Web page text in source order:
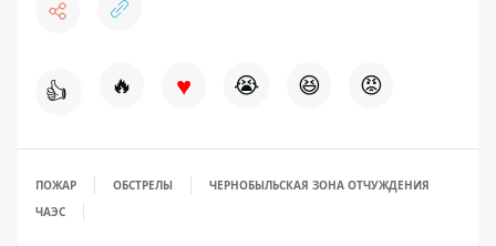
👍 🔥 ♥ 😭 😆 😡
ПОЖАР ОБСТРЕЛЫ
ЧЕРНОБЫЛЬСКАЯ ЗОНА ОТЧУЖДЕНИЯ
ЧАЭС